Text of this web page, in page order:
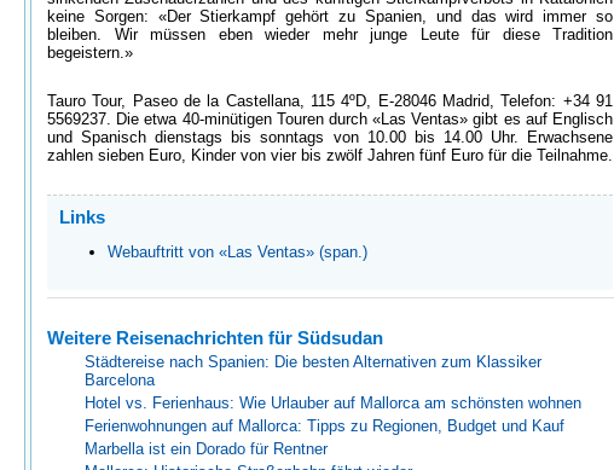
keine Sorgen: «Der Stierkampf gehört zu Spanien, und das wird immer so
bleiben. Wir müssen eben wieder mehr junge Leute für diese Tradition
begeistern.»
Tauro Tour, Paseo de la Castellana, 115 4ºD, E-28046 Madrid, Telefon: +34 91
5569237. Die etwa 40-minütigen Touren durch «Las Ventas» gibt es auf Englisch
und Spanisch dienstags bis sonntags von 10.00 bis 14.00 Uhr. Erwachsene
zahlen sieben Euro, Kinder von vier bis zwölf Jahren fünf Euro für die Teilnahme.
Links
Webauftritt von «Las Ventas» (span.)
Weitere Reisenachrichten für Südsudan
Städtereise nach Spanien: Die besten Alternativen zum Klassiker
Barcelona
Hotel vs. Ferienhaus: Wie Urlauber auf Mallorca am schönsten wohnen
Ferienwohnungen auf Mallorca: Tipps zu Regionen, Budget und Kauf
Marbella ist ein Dorado für Rentner